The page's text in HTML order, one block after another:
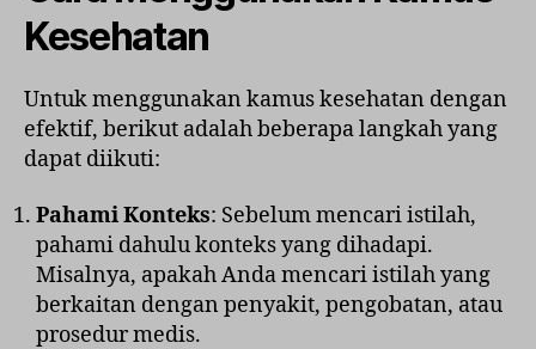
Kesehatan
Untuk menggunakan kamus kesehatan dengan
efektif, berikut adalah beberapa langkah yang
dapat diikuti:
Pahami Konteks: Sebelum mencari istilah,
pahami dahulu konteks yang dihadapi.
Misalnya, apakah Anda mencari istilah yang
berkaitan dengan penyakit, pengobatan, atau
prosedur medis.